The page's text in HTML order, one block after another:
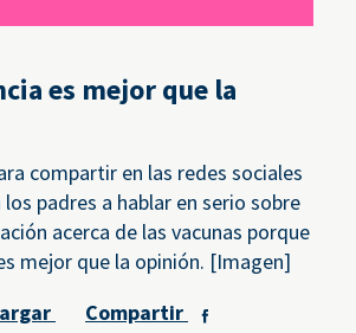
es mejor que la
compartir en las redes sociales
padres a hablar en serio sobre
acerca de las vacunas porque
mejor que la opinión. [Imagen]
Compartir